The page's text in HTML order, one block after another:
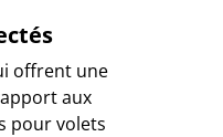
offrent une
aux
pour volets